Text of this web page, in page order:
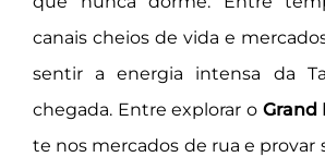
canais cheios de vida e
sentir a energia intensa da
chegada. Entre explorar o Grand
te nos mercados de rua e provar